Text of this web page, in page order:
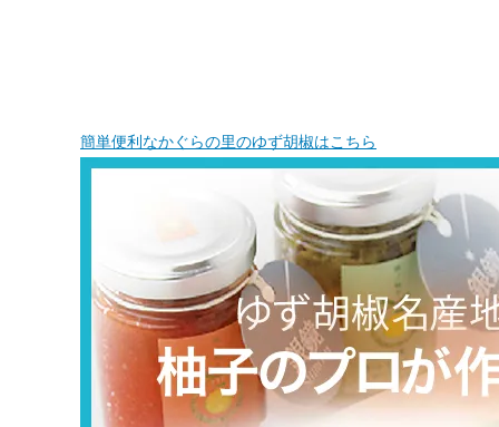
簡単便利なかぐらの里のゆず胡椒はこちら